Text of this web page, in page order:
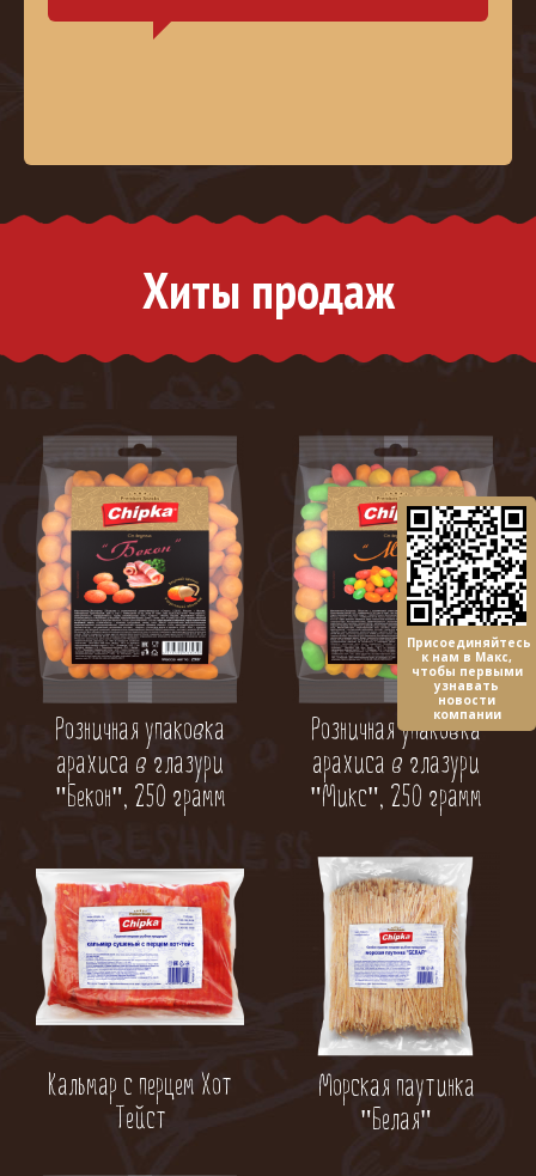
Присоединяйтесь
к нам в Макс,
чтобы первыми
узнавать
новости
компании
Хиты продаж
Розничная упаковка
арахиса в глазури
"Бекон", 250 грамм
Розничная упаковка
арахиса в глазури
"Микс", 250 грамм
Кальмар с перцем Хот
Тейст
Морская паутинка
"Белая"